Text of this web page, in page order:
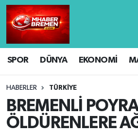
SPOR DÜNYA EKONOMİ
HABERLER TÜRKİYE
BREMENLİ
ÖLDÜRENLERE
Hava Durumu
Trafik Durumu
Süper Lig Puan Durumu ve
Tüm Manşetler